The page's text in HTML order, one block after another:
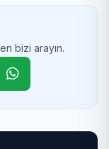
bizi arayın.